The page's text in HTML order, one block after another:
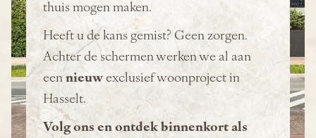
thuis mogen maken.
Heeft u de kans gemist? Geen zorgen.
Achter de schermen werken we al aan
een nieuwexclusief woonproject in
Hasselt.
Volg ons en ontdek binnenkort als